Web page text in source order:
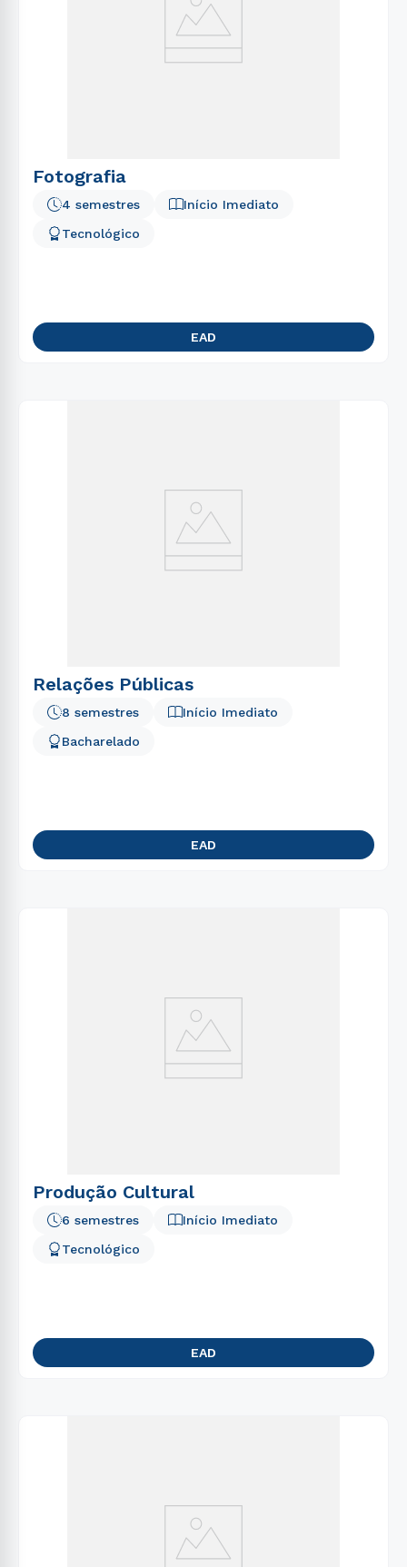
Fotografia
Início Imediato
Tecnológico
4 semestres
EAD
Relações Públicas
Início Imediato
8 semestres
Bacharelado
EAD
Produção Cultural
Início Imediato
Tecnológico
6 semestres
EAD